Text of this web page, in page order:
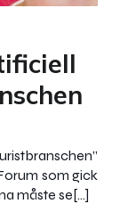
som gick
måste se[…]